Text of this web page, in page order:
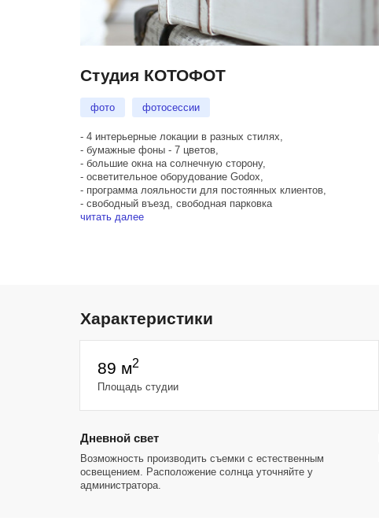
Студия КОТОФОТ
фото фотосессии
- 4 интерьерные локации в разных стилях,
- бумажные фоны - 7 цветов,
- большие окна на солнечную сторону,
- осветительное оборудование Godox,
- программа лояльности для постоянных клиентов,
- свободный въезд, свободная парковка
читать далее
Характеристики
89 м2
Площадь студии
Дневной свет
Возможность производить съемки с естественным
освещением. Расположение солнца уточняйте у
администратора.